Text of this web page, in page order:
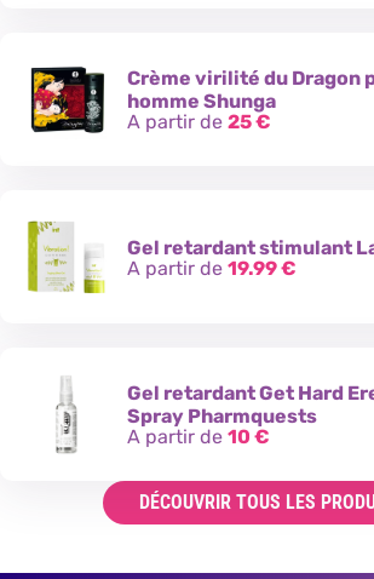
Crème virilité du Dragon
homme Shunga
A partir de 25€
Gel retardant stimulant
A partir de 19.99€
Gel retardant Get Hard
Spray Pharmquests
A partir de 10 €
DÉCOUVRIR TOUS LES